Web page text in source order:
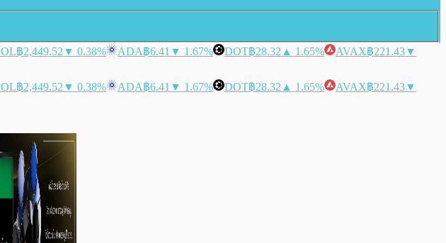
฿2,449.52 ▼ 0.38% ADA฿6.41 ▼ 1.67% DOT฿28.32 ▲ 1.65% AVAX฿221.43▼
฿2,449.52 ▼ 0.38% ADA฿6.41 ▼ 1.67% DOT฿28.32 ▲ 1.65% AVAX฿221.43▼